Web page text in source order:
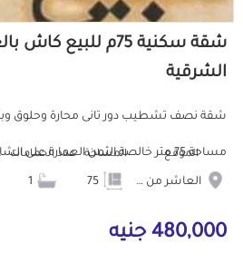
شقة سكنية 75م
الشرقية
شقة نصف تشطيب دور تانى محارة وحلوق
مساحة 75 متر خالصة الثمن العمارة على الشار...الموقع
العاشر من رمضان
المساحة عدد الحمامات
480,000 جنيه